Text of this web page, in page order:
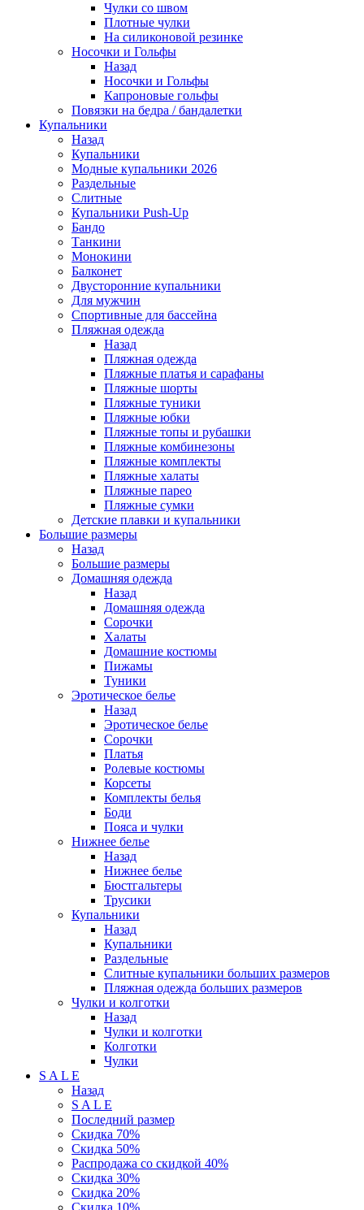
Чулки со швом
Плотные чулки
На силиконовой резинке
Носочки и Гольфы
Назад
Носочки и Гольфы
Капроновые гольфы
Повязки на бедра / бандалетки
Купальники
Назад
Купальники
Модные купальники 2026
Раздельные
Слитные
Купальники Push-Up
Бандо
Танкини
Монокини
Балконет
Двусторонние купальники
Для мужчин
Спортивные для бассейна
Пляжная одежда
Назад
Пляжная одежда
Пляжные платья и сарафаны
Пляжные шорты
Пляжные туники
Пляжные юбки
Пляжные топы и рубашки
Пляжные комбинезоны
Пляжные комплекты
Пляжные халаты
Пляжные парео
Пляжные сумки
Детские плавки и купальники
Большие размеры
Назад
Большие размеры
Домашняя одежда
Назад
Домашняя одежда
Сорочки
Халаты
Домашние костюмы
Пижамы
Туники
Эротическое белье
Назад
Эротическое белье
Сорочки
Платья
Ролевые костюмы
Корсеты
Комплекты белья
Боди
Пояса и чулки
Нижнее белье
Назад
Нижнее белье
Бюстгальтеры
Трусики
Купальники
Назад
Купальники
Раздельные
Слитные купальники больших размеров
Пляжная одежда больших размеров
Чулки и колготки
Назад
Чулки и колготки
Колготки
Чулки
S A L E
Назад
S A L E
Последний размер
Скидка 70%
Скидка 50%
Распродажа со скидкой 40%
Скидка 30%
Скидка 20%
Скидка 10%